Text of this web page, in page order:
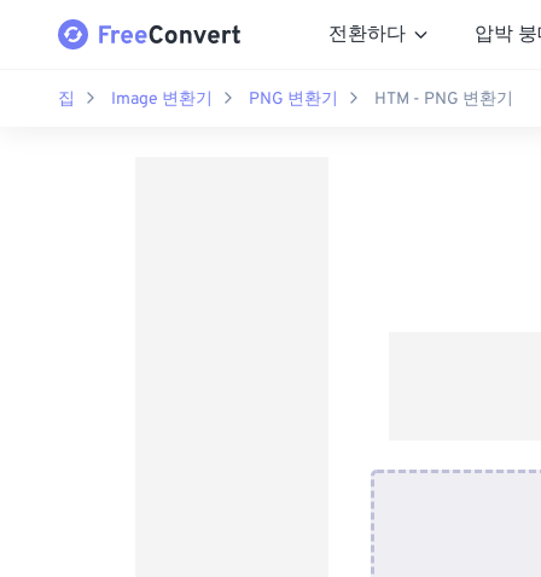
전환하다 압박
집 Image 변환기 PNG 변환기 HTM - PNG 변환기